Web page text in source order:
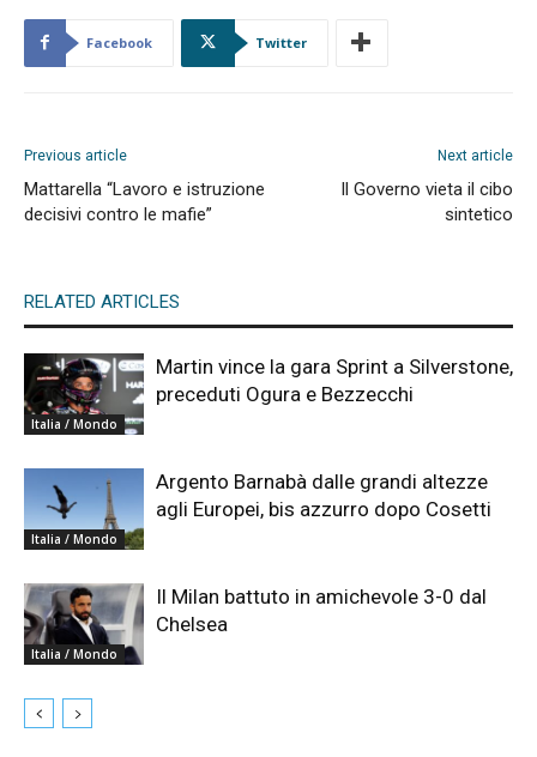
Facebook Twitter
Previous article
Mattarella “Lavoro e istruzione
decisivi contro le mafie”
Next article
Il Governo vieta il cibo
sintetico
RELATED ARTICLES
Italia / Mondo
Martin vince la gara Sprint a Silverstone,
preceduti Ogura e Bezzecchi
Italia / Mondo
Argento Barnabà dalle grandi altezze
agli Europei, bis azzurro dopo Cosetti
Italia / Mondo
Il Milan battuto in amichevole 3-0 dal
Chelsea